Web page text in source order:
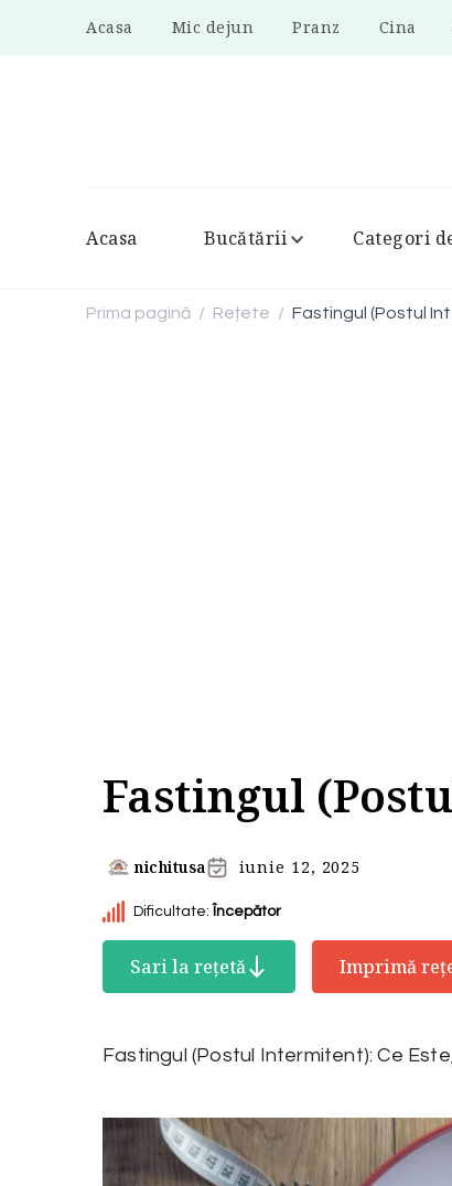
Acasa Mic dejun Pranz Cina
Acasa Bucătării Categori
Prima pagină / Rețete / Fastingul (Postul
Fastingul
nichitusa iunie 12, 2025
Dificultate: Începător
Sari la rețetă Imprimă
Fastingul (Postul Intermitent): Ce